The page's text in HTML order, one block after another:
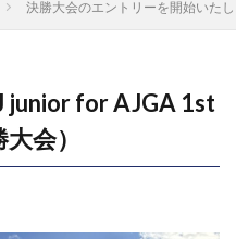
決勝大会のエントリーを開始いた
junior for AJGA 1st
会）